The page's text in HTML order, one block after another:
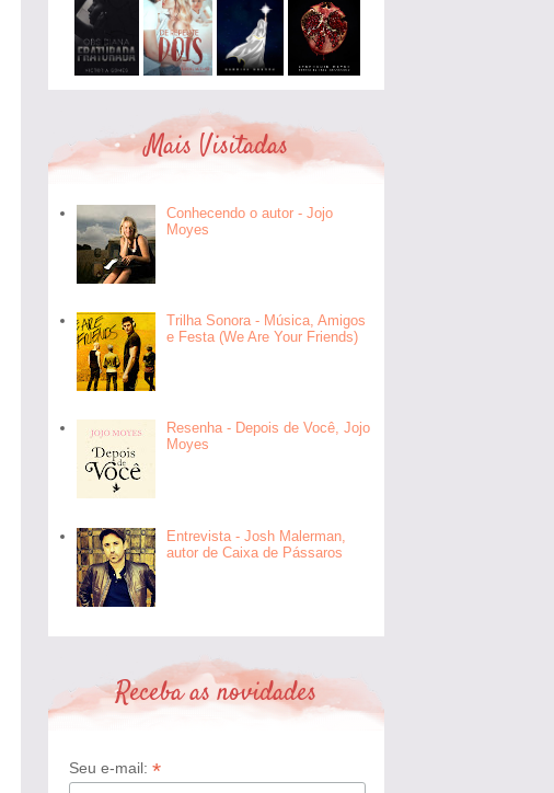
Mais Visitadas
Conhecendo o autor - Jojo
Moyes
Trilha Sonora - Música, Amigos
e Festa (We Are Your Friends)
Resenha - Depois de Você, Jojo
Moyes
Entrevista - Josh Malerman,
autor de Caixa de Pássaros
Receba as novidades
Seu e-mail: *